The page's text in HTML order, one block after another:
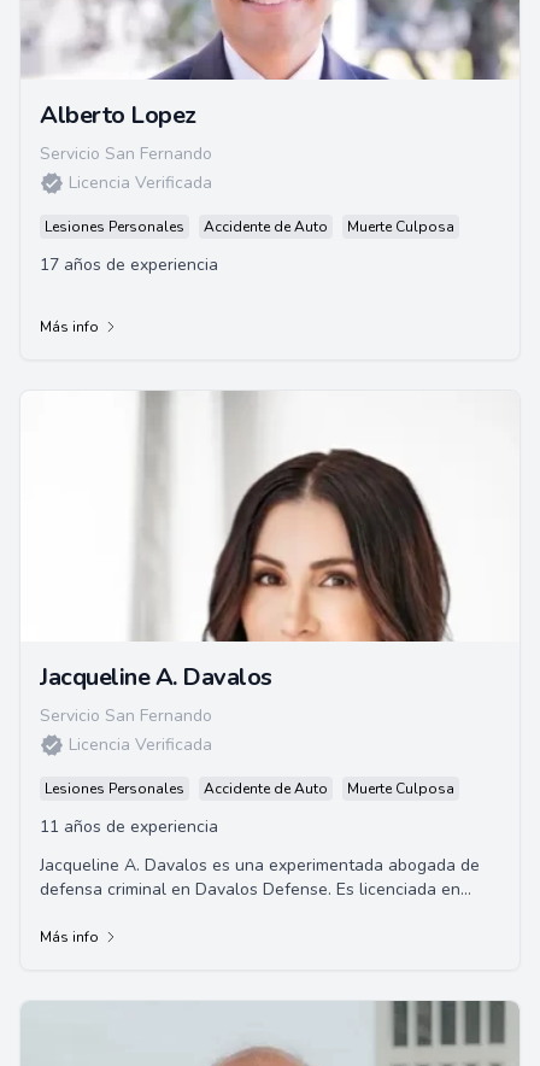
Alberto Lopez
Servicio San Fernando
Licencia Verificada
Lesiones Personales Accidente de Auto Muerte Culposa
17 años de experiencia
Más info
Jacqueline A. Davalos
Servicio San Fernando
Licencia Verificada
Lesiones Personales Accidente de Auto Muerte Culposa
11 años de experiencia
Jacqueline A. Davalos es una experimentada abogada de
defensa criminal en Davalos Defense. Es licenciada en
Más info